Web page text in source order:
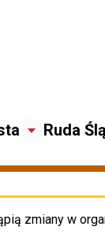
Ruda
zmiany w